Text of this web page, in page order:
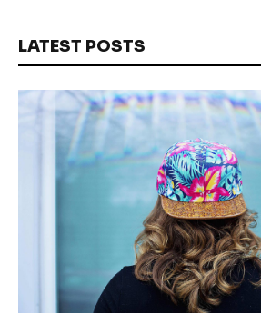
LATEST POSTS